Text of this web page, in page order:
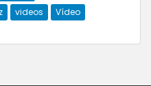
videos Vídeo